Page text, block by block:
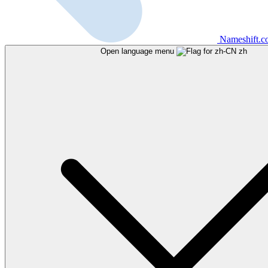
Open language menu zh